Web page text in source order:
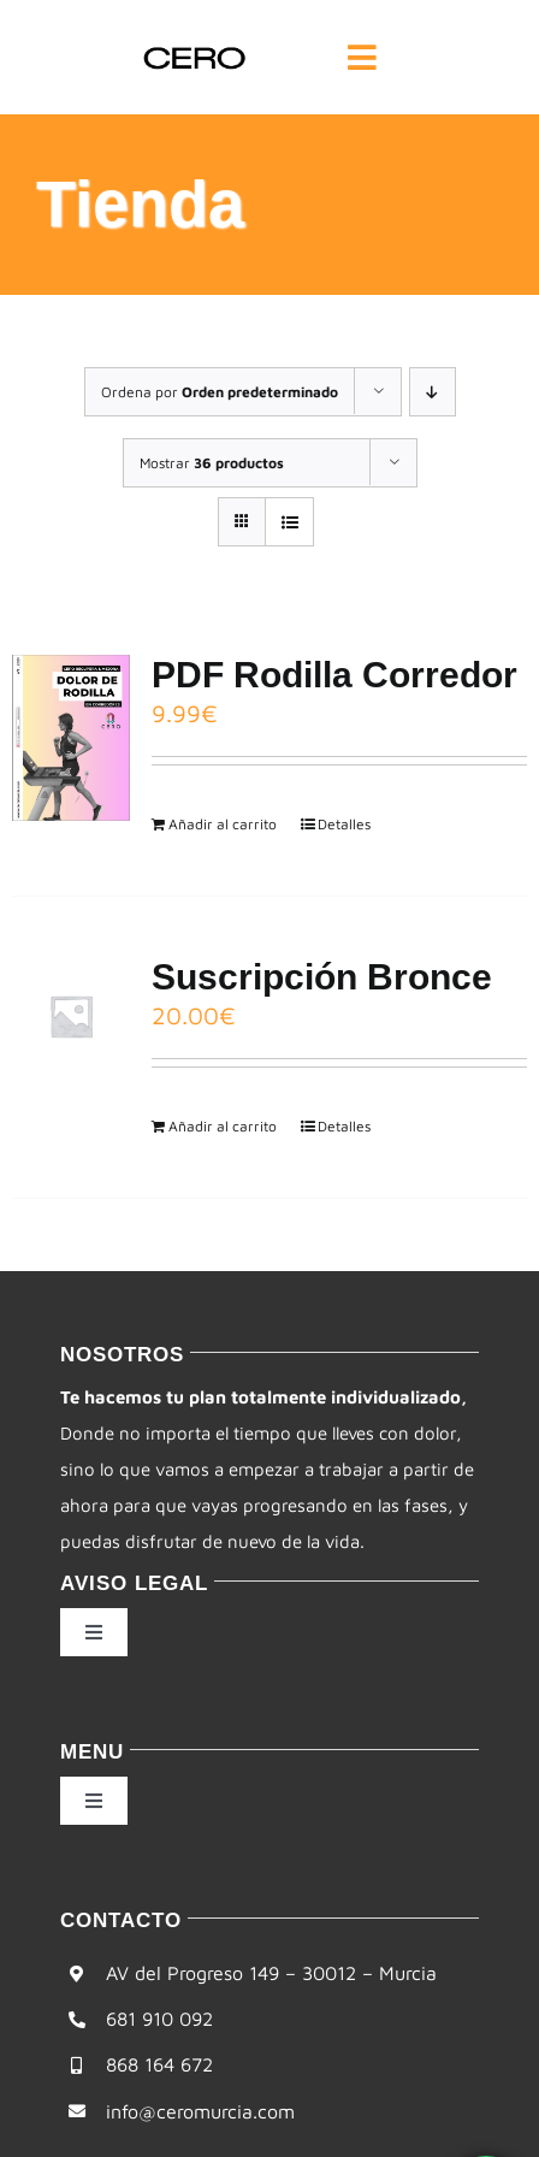
Toggle
Navigation
FILOSOFÍA
TE AYUDAMOS
FORMACIÓN
COMUNIDAD
Tienda
Ordena por Orden predeterminado
Mostrar 36 productos
PDF Rodilla Corredor
9.99€
Añadir al carrito Detalles
Suscripción Bronce
20.00€
Añadir al carrito Detalles
NOSOTROS
Te hacemos tu plan totalmente individualizado,
Donde no importa el tiempo que lleves con dolor,
sino lo que vamos a empezar a trabajar a partir de
ahora para que vayas progresando en las fases, y
puedas disfrutar de nuevo de la vida.
AVISO LEGAL
Toggle
Navigation
Condiciones de uso
Accesibilidad
Mapa del sitio
MENU
Toggle
Navigation
Te ayudamos
Formación
CONTACTO
AV del Progreso 149 – 30012 – Murcia
681 910 092
868 164 672
info@ceromurcia.com